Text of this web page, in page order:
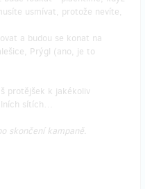
usmívat, protože nevíte,
a budou se konat na
Prýgl (ano, je to
protějšek k jakékoliv
sítích…
skončení kampaně.